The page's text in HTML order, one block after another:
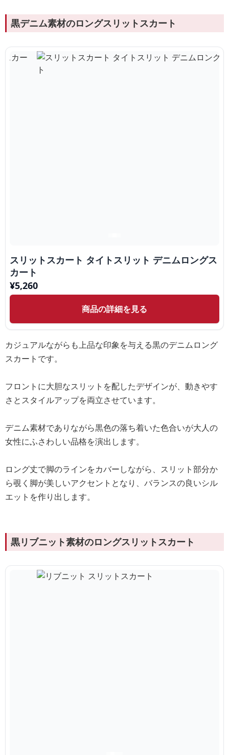
黒デニム素材のロングスリットスカート
スリットスカート タイトスリット デニムロングス
カート
¥5,260
商品の詳細を見る
カジュアルながらも上品な印象を与える黒のデニムロング
スカートです。
フロントに大胆なスリットを配したデザインが、動きやす
さとスタイルアップを両立させています。
デニム素材でありながら黒色の落ち着いた色合いが大人の
女性にふさわしい品格を演出します。
ロング丈で脚のラインをカバーしながら、スリット部分か
ら覗く脚が美しいアクセントとなり、バランスの良いシル
エットを作り出します。
黒リブニット素材のロングスリットスカート